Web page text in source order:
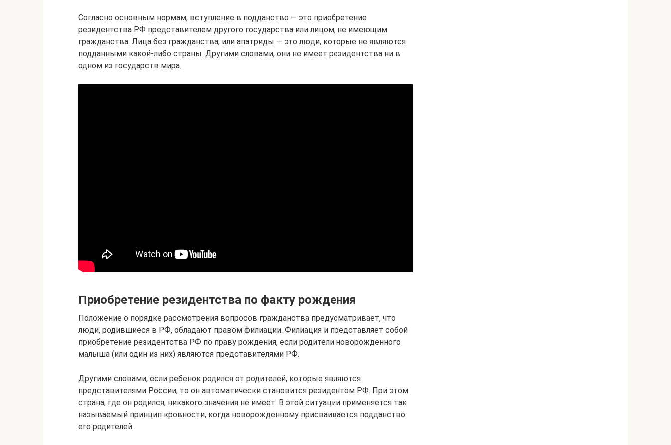
Согласно основным нормам, вступление в подданство — это приобретение
резидентства РФ представителем другого государства или лицом, не имеющим
гражданства. Лица без гражданства, или апатриды — это люди, которые не являются
подданными какой-либо страны. Другими словами, они не имеет резидентства ни в
одном из государств мира.
Приобретение резидентства по факту рождения
Положение о порядке рассмотрения вопросов гражданства предусматривает, что
люди, родившиеся в РФ, обладают правом филиации. Филиация и представляет собой
приобретение резидентства РФ по праву рождения, если родители новорожденного
малыша (или один из них) являются представителями РФ.
Другими словами, если ребенок родился от родителей, которые являются
представителями России, то он автоматически становится резидентом РФ. При этом
страна, где он родился, никакого значения не имеет. В этой ситуации применяется так
называемый принцип кровности, когда новорожденному присваивается подданство
его родителей.